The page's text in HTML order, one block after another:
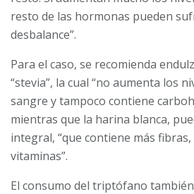
resto de las hormonas pueden
desbalance”.
Para el caso, se recomienda
“stevia”, la cual “no aumenta los
sangre y tampoco contiene
mientras que la harina blanca,
integral, “que contiene más
vitaminas”.
El consumo del triptófano